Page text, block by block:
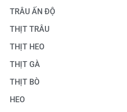
TRÂU ẤN ĐỘ
THỊT TRÂU
THỊT HEO
THỊT GÀ
THỊT BÒ
HEO